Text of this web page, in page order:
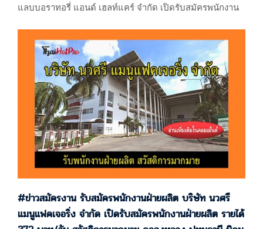
แลบบอราทอรี่ แอนด์ เฮลท์แคร์ จำกัด เปิดรับสมัครพนักงาน
นิคมนวนคร คลองหลวง ปทุมธานี บริษัท กิฟฟารีน สกายไลน์
แลบบอราทอรี่ แอนด์ เฮลท์แคร์ จำกัด 222/1-3 นิคม
อุตสาหกรรมนวนคร หมู่ที่ 13 ถนนพหลโยธิน ตำบลคลองหนึ่ง
อำเภอคลองหลวง จ.ปทุมธานี…
#ข่าวสมัครงาน รับสมัครพนักงานฝ่ายผลิต บริษัท นวศรี
แมนูแฟคเจอริ่ง จำกัด เปิดรับสมัครพนักงานฝ่ายผลิต รายได้